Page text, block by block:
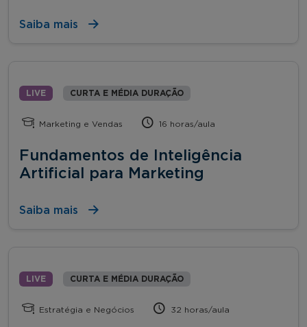
Saiba mais
LIVE CURTA E MÉDIA DURAÇÃO
Marketing e Vendas 16 horas/aula
Fundamentos de Inteligência
Artificial para Marketing
Saiba mais
LIVE CURTA E MÉDIA DURAÇÃO
Estratégia e Negócios 32 horas/aula